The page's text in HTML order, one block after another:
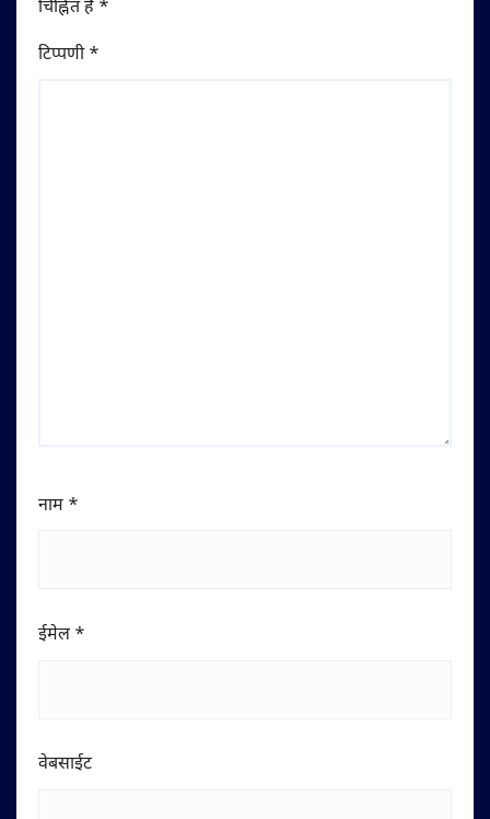
चिह्नित हैं *
टिप्पणी*
नाम *
ईमेल *
वेबसाईट